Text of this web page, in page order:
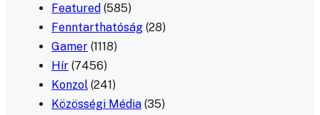
Featured (585)
Fenntarthatóság (28)
Gamer (1118)
Hír (7456)
Konzol (241)
Közösségi Média (35)